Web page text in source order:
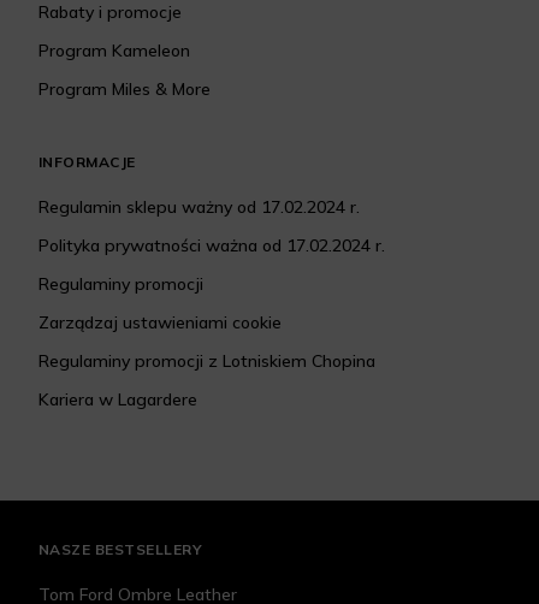
Rabaty i promocje
Program Kameleon
Program Miles & More
INFORMACJE
Regulamin sklepu ważny od 17.02.2024 r.
Polityka prywatności ważna od 17.02.2024 r.
Regulaminy promocji
Zarządzaj ustawieniami cookie
Regulaminy promocji z Lotniskiem Chopina
Kariera w Lagardere
NASZE BESTSELLERY
Tom Ford Ombre Leather